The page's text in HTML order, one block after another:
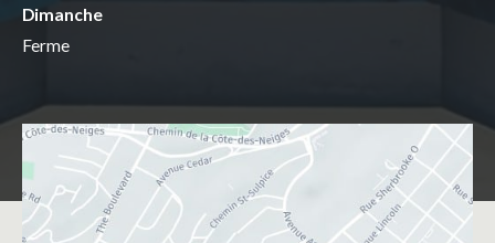
Dimanche
Ferme